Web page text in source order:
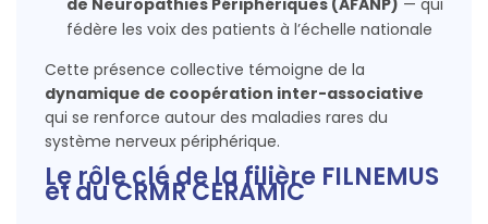
de Neuropathies Périphériques (AFANP) — qui
fédère les voix des patients à l’échelle nationale
Cette présence collective témoigne de la
dynamique de coopération inter-associative
qui se renforce autour des maladies rares du
système nerveux périphérique.
Le rôle clé de la filière FILNEMUS
et du CRMR CERAMIC